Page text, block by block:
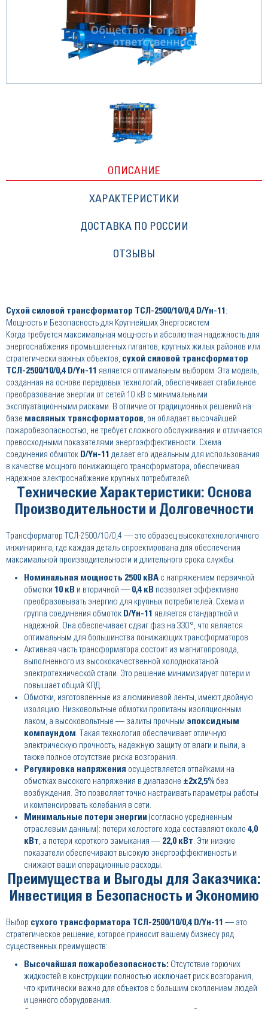
ОПИСАНИЕ
ХАРАКТЕРИСТИКИ
ДОСТАВКА ПО РОССИИ
ОТЗЫВЫ
Сухой силовой трансформатор ТСЛ-2500/10/0,4 D/Yн-11 :
Мощность и Безопасность для Крупнейших Энергосистем
Когда требуется максимальная мощность и абсолютная надежность для
энергоснабжения промышленных гигантов, крупных жилых районов или
стратегически важных объектов, сухой силовой трансформатор
ТСЛ-2500/10/0,4 D/Yн-11 является оптимальным выбором. Эта модель,
созданная на основе передовых технологий, обеспечивает стабильное
преобразование энергии от сетей 10 кВ с минимальными
эксплуатационными рисками. В отличие от традиционных решений на
базе масляных трансформаторов, он обладает высочайшей
пожаробезопасностью, не требует сложного обслуживания и отличается
превосходными показателями энергоэффективности. Схема
соединения обмоток D/Yн-11 делает его идеальным для использования
в качестве мощного понижающего трансформатора, обеспечивая
надежное электроснабжение крупных потребителей.
Технические Характеристики: Основа
Производительности и Долговечности
Трансформатор ТСЛ-2500/10/0,4 — это образец высокотехнологичного
инжиниринга, где каждая деталь спроектирована для обеспечения
максимальной производительности и длительного срока службы.
Номинальная мощность 2500 кВА с напряжением первичной
обмотки 10 кВ и вторичной — 0,4 кВ позволяет эффективно
преобразовывать энергию для крупных потребителей. Схема и
группа соединения обмоток D/Yн-11 является стандартной и
надежной. Она обеспечивает сдвиг фаз на 330°, что является
оптимальным для большинства понижающих трансформаторов.
Активная часть трансформатора состоит из магнитопровода,
выполненного из высококачественной холоднокатаной
электротехнической стали. Это решение минимизирует потери и
повышает общий КПД.
Обмотки, изготовленные из алюминиевой ленты, имеют двойную
изоляцию. Низковольтные обмотки пропитаны изоляционным
лаком, а высоковольтные — залиты прочным эпоксидным
компаундом. Такая технология обеспечивает отличную
электрическую прочность, надежную защиту от влаги и пыли, а
также полное отсутствие риска возгорания.
Регулировка напряжения осуществляется отпайками на
обмотках высокого напряжения в диапазоне ±2x2,5% без
возбуждения. Это позволяет точно настраивать параметры работы
и компенсировать колебания в сети.
Минимальные потери энергии (согласно усредненным
отраслевым данным): потери холостого хода составляют около 4,0
кВт, а потери короткого замыкания — 22,0 кВт. Эти низкие
показатели обеспечивают высокую энергоэффективность и
снижают ваши операционные расходы.
Преимущества и Выгоды для Заказчика:
Инвестиция в Безопасность и Экономию
Выбор сухого трансформатора ТСЛ-2500/10/0,4 D/Yн-11 — это
стратегическое решение, которое приносит вашему бизнесу ряд
существенных преимуществ:
Высочайшая пожаробезопасность: Отсутствие горючих
жидкостей в конструкции полностью исключает риск возгорания,
что критически важно для объектов с большим скоплением людей
и ценного оборудования.